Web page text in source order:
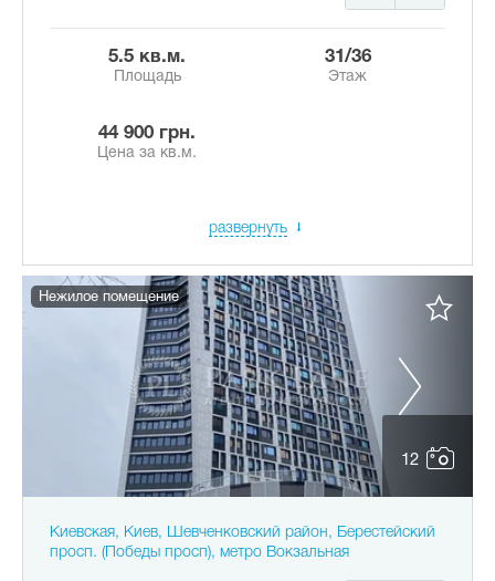
5.5 кв.м.
Площадь
31/36
Этаж
44 900 грн.
Цена за кв.м.
развернуть
12
Нежилое помещение
Киевская, Киев, Шевченковский район, Берестейский
просп. (Победы просп), метро Вокзальная